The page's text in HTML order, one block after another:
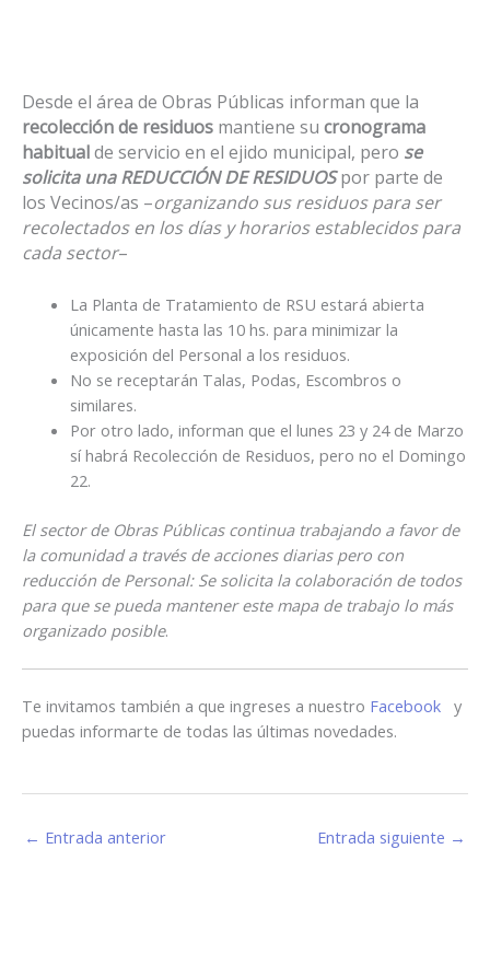
Desde el área de Obras Públicas informan que la
recolección de residuos mantiene su cronograma
habitualde servicio en el ejido municipal, pero se
solicita una REDUCCIÓN DE RESIDUOSpor parte de
los Vecinos/as –organizando sus residuos para ser
recolectados en los días y horarios establecidos para
cada sector–
La Planta de Tratamiento de RSU estará abierta
únicamente hasta las 10 hs. para minimizar la
exposición del Personal a los residuos.
No se receptarán Talas, Podas, Escombros o
similares.
Por otro lado, informan que el lunes 23 y 24 de Marzo
sí habrá Recolección de Residuos, pero no el Domingo
22.
El sector de Obras Públicas continua trabajando a favor de
la comunidad a través de acciones diarias pero con
reducción de Personal: Se solicita la colaboración de todos
para que se pueda mantener este mapa de trabajo lo más
organizado posible.
Te invitamos también a que ingreses a nuestro Facebook y
puedas informarte de todas las últimas novedades.
← Entrada anterior Entrada siguiente →